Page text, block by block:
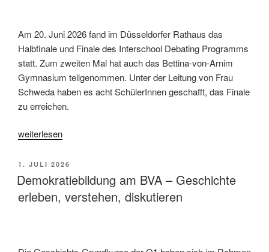
Am 20. Juni 2026 fand im Düsseldorfer Rathaus das
Halbfinale und Finale des Interschool Debating Programms
statt. Zum zweiten Mal hat auch das Bettina-von-Arnim
Gymnasium teilgenommen. Unter der Leitung von Frau
Schweda haben es acht SchülerInnen geschafft, das Finale
zu erreichen.
„Finale
Interschool
Debating
Programm
im
weiterlesen
VERÖFFENTLICHT
AM
1. JULI 2026
Demokratiebildung am BVA – Geschichte
erleben, verstehen, diskutieren